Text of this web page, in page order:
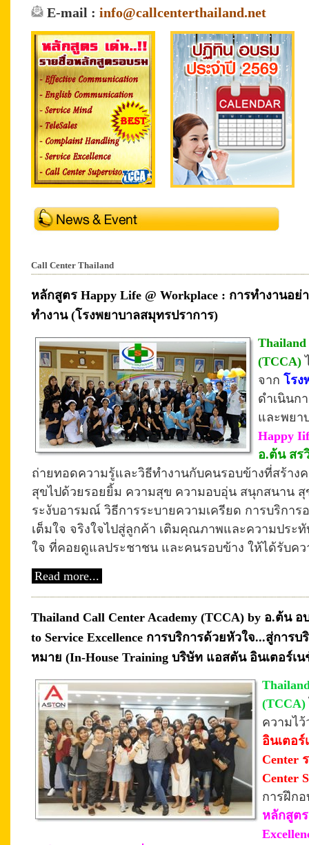
E-mail : info@callcenterthailand.net
Call Center Thailand
หลักสูตร Happy Life @ Workplace : การทำงานอ
ทำงาน (โรงพยาบาลสมุทรปราการ)
Thailand
(TCCA)
จาก โรง
ดำเนินก
และพยา
Happy
อ.ต้น สร
ถ่ายทอดความรู้และวิธีทำงานกับคนรอบข้างที่สร้าง
สุขไปด้วยรอยยิ้ม ความสุข ความอบอุ่น สนุกสนาน สุ
ระงับอารมณ์ วิธีการระบายความเครียด การบริกา
เต็มใจ จริงใจไปสู่ลูกค้า เติมคุณภาพและความประทั
ใจ ที่คอยดูแลประชาชน และคนรอบข้าง ให้ได้รับค
Read more...
Thailand Call Center Academy (TCCA) by อ.ต้น
to Service Excellence การบริการด้วยหัวใจ...สู่การ
หมาย (In-House Training บริษัท แอสตัน อินเตอร์เ
(TCCA)
ความไว้
อินเตอ
Center
Center
การฝึก
หลักสูตร